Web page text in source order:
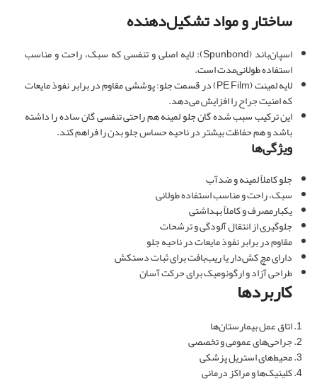
ساختار و مواد تشکیل‌دهنده
اسپان‌باند (Spunbond): لایه اصلی و تنفسی که سبک، راحت و مناسب
استفاده طولانی‌مدت است.
لایه لمینت (PE Film) در قسمت جلو: پوششی مقاوم در برابر نفوذ مایعات
که امنیت جراح را افزایش می‌دهد.
این ترکیب سبب شده گان جلو لمینه هم راحتی تنفسی گان ساده را داشته
باشد و هم حفاظت بیشتر در ناحیه حساس جلو بدن را فراهم کند.
ویژگی‌ها
جلو کاملاً لمینه و ضدآب
سبک، راحت و مناسب استفاده طولانی
یکبارمصرف و کاملاً بهداشتی
جلوگیری از انتقال آلودگی و ترشحات
مقاوم در برابر نفوذ مایعات در ناحیه جلو
دارای مچ کش‌دار یا ریب‌بافت برای ثبات دستکش
طراحی آزاد و ارگونومیک برای حرکت آسان
کاربردها
اتاق عمل بیمارستان‌ها
جراحی‌های عمومی و تخصصی
محیط‌های استریل پزشکی
کلینیک‌ها و مراکز درمانی